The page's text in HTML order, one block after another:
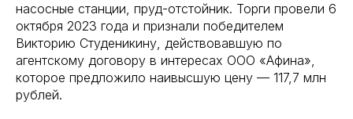
насосные станции, пруд-отстойник. Торги провели 6
октября 2023 года и признали победителем
Викторию Студеникину, действовавшую по
агентскому договору в интересах ООО «Афина»,
которое предложило наивысшую цену — 117,7 млн
рублей.